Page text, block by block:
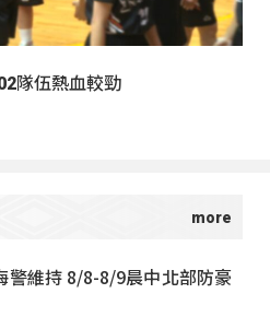
隊伍熱血較勁
警維持 8/8-8/9晨中北部防豪